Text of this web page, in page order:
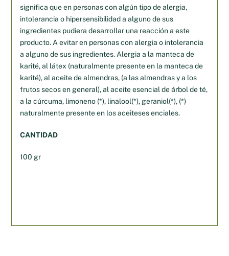
significa que en personas con algún tipo de alergia,
intolerancia o hipersensibilidad a alguno de sus
ingredientes pudiera desarrollar una reacción a este
producto. A evitar en personas con alergia o intolerancia
a alguno de sus ingredientes. Alergia a la manteca de
karité, al látex (naturalmente presente en la manteca de
karité), al aceite de almendras, (a las almendras y a los
frutos secos en general), al aceite esencial de árbol de té,
a la cúrcuma, limoneno (*), linalool(*), geraniol(*), (*)
naturalmente presente en los aceiteses enciales.
CANTIDAD
100 gr